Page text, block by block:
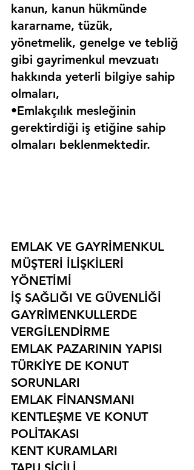
kanun, kanun hükmünde
kararname, tüzük,
yönetmelik, genelge ve tebliğ
gibi gayrimenkul mevzuatı
hakkında yeterli bilgiye sahip
olmaları,
•Emlakçılık mesleğinin
gerektirdiği iş etiğine sahip
olmaları beklenmektedir.
EMLAK VE GAYRİMENKUL
MÜŞTERİ İLİŞKİLERİ
YÖNETİMİ
İŞ SAĞLIĞI VE GÜVENLİĞİ
GAYRİMENKULLERDE
VERGİLENDİRME
EMLAK PAZARININ YAPISI
TÜRKİYE DE KONUT
SORUNLARI
EMLAK FİNANSMANI
KENTLEŞME VE KONUT
POLİTAKASI
KENT KURAMLARI